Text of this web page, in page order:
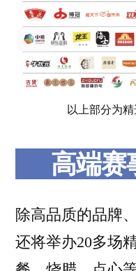
以上部分为
高端赛
除高品质的品牌
还将举办20多场